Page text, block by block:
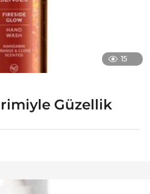
15
Güzellik